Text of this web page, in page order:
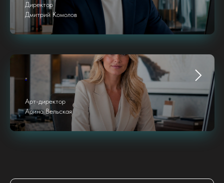
Директор
Дмитрий Комолов
.
Арт-директор
Арина Вельская